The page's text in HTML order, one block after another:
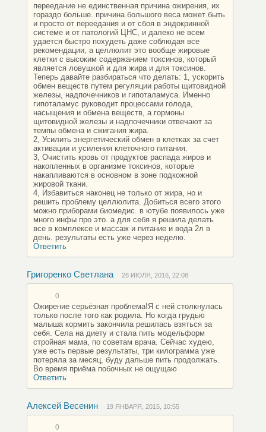
переедание не единственная причина ожирения, их
гораздо больше. причина большого веса может быть
и просто от переедания и от сбоя в эндокринной
системе и от патологий ЦНС, и далеко не всем
удается быстро похудеть даже соблюдая все
рекомендации, а целлюлит это вообще жировые
клетки с высоким содержанием токсинов, который
является ловушкой и для жира и для токсинов.
Теперь давайте разбираться что делать: 1, ускорить
обмен веществ путем регуляции работы щитовидной
железы, надпочечников и гипоталамуса. Именно
гипоталамус руководит процессами голода,
насыщения и обмена веществ, а гормоны
щитовидной железы и надпочечники отвечают за
темпы обмена и сжигания жира.
2, Усилить энергетический обмен в клетках за счет
активации и усиления клеточного питания.
3, Очистить кровь от продуктов распада жиров и
накопленных в организме токсинов, которые
накапливаются в основном в зоне подкожной
жировой ткани.
4, Избавиться наконец не только от жира, но и
решить проблему целлюлита. Добиться всего этого
можно приборами биомедис. в ютубе появилось уже
много инфы про это. а для себя я решила делать
все в комплексе и массаж и питание и вода 2л в
день. результаты есть уже через неделю.
Ответить
Григоренко Светлана 28 ИЮЛЯ, 2016, 22:08
0
Ожирение серьёзная проблема!Я с ней столкнулась
только после того как родила. Но когда грудью
малыша кормить закончила решилась взяться за
себя. Села на диету и стала пить модельформ
стройная мама, по советам врача. Сейчас худею,
уже есть первые результаты, три килограмма уже
потеряла за месяц, буду дальше пить продолжать.
Во время приёма побочных не ощущаю
Ответить
Алексей Весенин 19 ЯНВАРЯ, 2015, 10:55
0